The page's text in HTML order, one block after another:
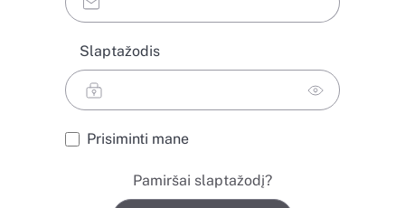
Slaptažodis
Prisiminti mane
Pamiršai slaptažodį?